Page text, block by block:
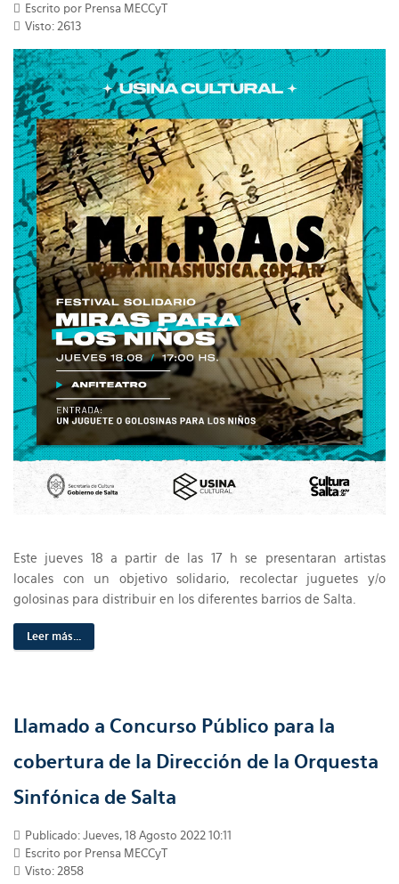
Escrito por Prensa MECCyT
Visto: 2613
Este jueves 18 a partir de las 17 h se presentaran artistas
locales con un objetivo solidario, recolectar juguetes y/o
golosinas para distribuir en los diferentes barrios de Salta.
Leer más...
Llamado a Concurso Público para la
cobertura de la Dirección de la Orquesta
Sinfónica de Salta
Publicado: Jueves, 18 Agosto 2022 10:11
Escrito por Prensa MECCyT
Visto: 2858